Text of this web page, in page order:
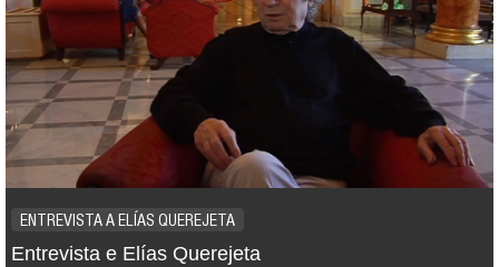
ENTREVISTA A ELÍAS QUEREJETA
Entrevista e Elías Querejeta